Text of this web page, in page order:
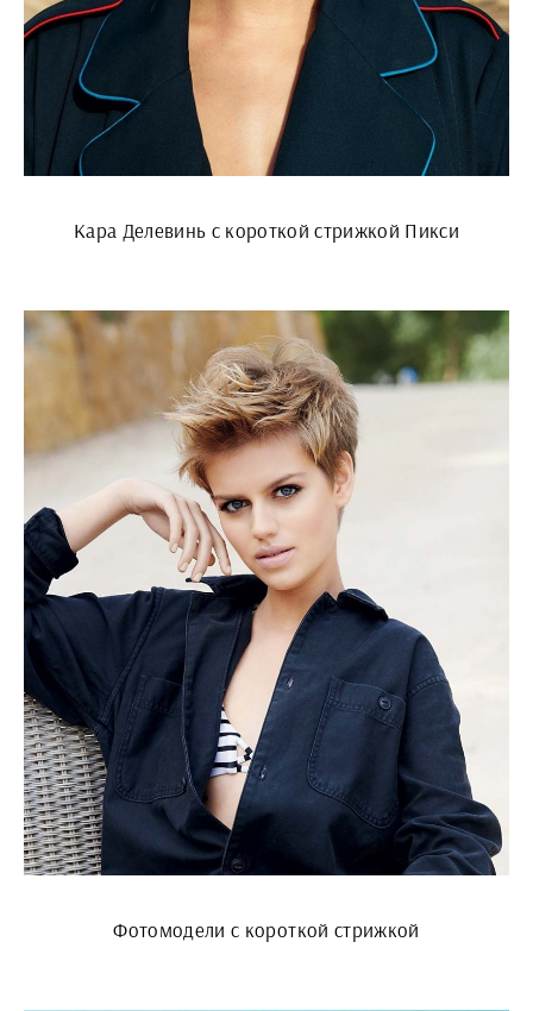
Кара Делевинь с короткой стрижкой Пикси
Фотомодели с короткой стрижкой